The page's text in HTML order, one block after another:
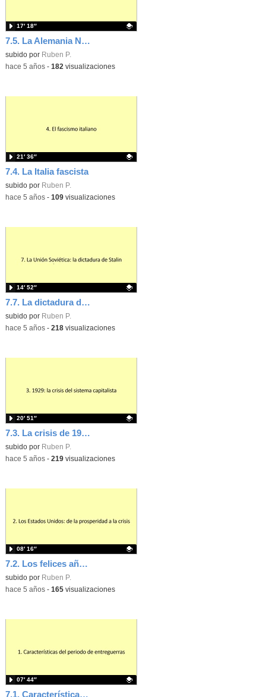
7.5. La Alemania Nazi
Contenido educativo.
subido por Ruben P.
17′ 18″
-hace 5 años- 182 visualizaciones
7.4. La Italia fascista
Contenido educativo.
subido por Ruben P.
21′ 36″
-hace 5 años- 109visualizaciones
7.7. La dictadura de Stalin
Contenido educativo.
subido por Ruben P.
14′ 52″
-hace 5 años- 218visualizaciones
7.3. La crisis de 1929
Contenido educativo.
subido por Ruben P.
20′ 51″
-hace 5 años- 219visualizaciones
7.2. Los felices años 20
Contenido educativo.
subido por Ruben P.
08′ 16″
-hace 5 años- 165visualizaciones
7.1. Características del periodo de Entreguerras
07′ 44″